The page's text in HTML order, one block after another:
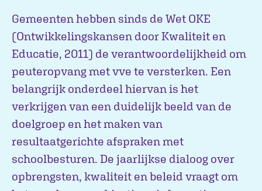
Gemeenten hebben sinds de Wet OKE
(Ontwikkelingskansen door Kwaliteit en
Educatie, 2011) de verantwoordelijkheid om
peuteropvang met vve te versterken. Een
belangrijk onderdeel hiervan is het
verkrijgen van een duidelijk beeld van de
doelgroep en het maken van
resultaatgerichte afspraken met
schoolbesturen. De jaarlijkse dialoog over
opbrengsten, kwaliteit en beleid vraagt om